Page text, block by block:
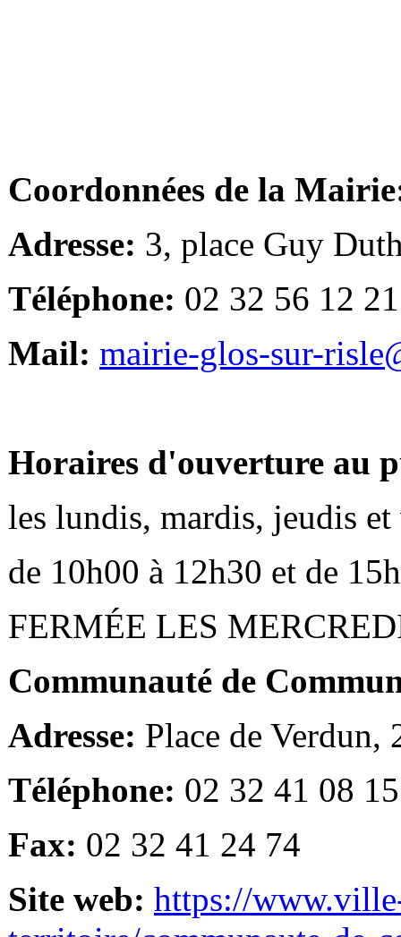
Coordonnées de la
Adresse: 3, place Guy
Téléphone: 02 32 56 12 21
Mail: mairie-glos-sur-
Horaires d'ouverture au
les lundis, mardis, jeudis et
de 10h00 à 12h30 et de
FERMÉE LES
Communauté de
Adresse: Place de Verdun,
Téléphone: 02 32 41 08 15
Fax: 02 32 41 24 74
Site web: https://